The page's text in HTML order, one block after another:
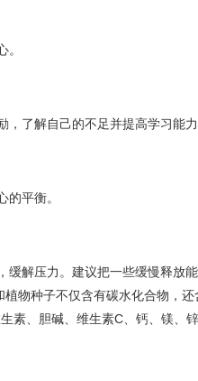
了解自己的不足并提高学习能力
的平衡。
物种子不仅含有碳水化合物，
素、胆碱、维生素C、钙、镁、锌